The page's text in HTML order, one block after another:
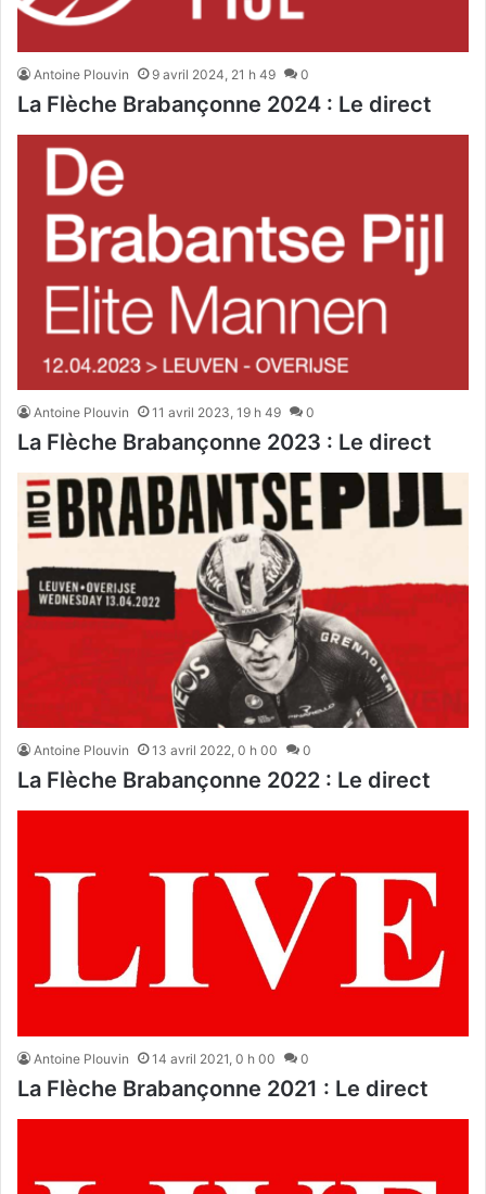
Antoine Plouvin 9 avril 2024, 21 h 49 0
La Flèche Brabançonne 2024 : Le direct
Antoine Plouvin 11 avril 2023, 19 h 49 0
La Flèche Brabançonne 2023 : Le direct
Antoine Plouvin 13 avril 2022, 0 h 00 0
La Flèche Brabançonne 2022 : Le direct
Antoine Plouvin 14 avril 2021, 0 h 00 0
La Flèche Brabançonne 2021 : Le direct